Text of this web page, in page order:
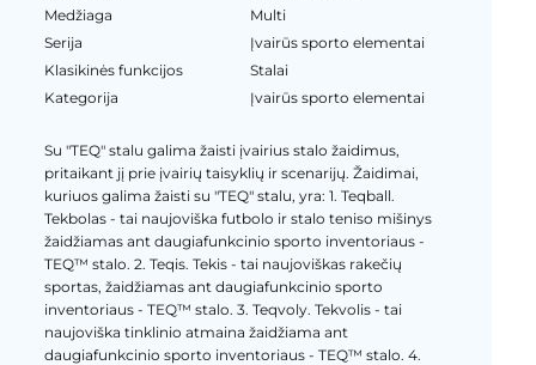
Medžiaga
Multi
Serija
Įvairūs sporto elementai
Klasikinės funkcijos
Stalai
Kategorija
Įvairūs sporto elementai
Su "TEQ" stalu galima žaisti įvairius stalo žaidimus,
pritaikant jį prie įvairių taisyklių ir scenarijų. Žaidimai,
kuriuos galima žaisti su "TEQ" stalu, yra: 1. Teqball.
Tekbolas - tai naujoviška futbolo ir stalo teniso mišinys
žaidžiamas ant daugiafunkcinio sporto inventoriaus -
TEQ™ stalo. 2. Teqis. Tekis - tai naujoviškas rakečių
sportas, žaidžiamas ant daugiafunkcinio sporto
inventoriaus - TEQ™ stalo. 3. Teqvoly. Tekvolis - tai
naujoviška tinklinio atmaina žaidžiama ant
daugiafunkcinio sporto inventoriaus - TEQ™ stalo. 4.